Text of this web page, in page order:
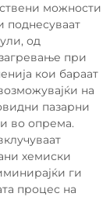
можности
поднесуваат
од
при
кои бараат
на
пазарни
во опрема.
хемиски
ги
процес на